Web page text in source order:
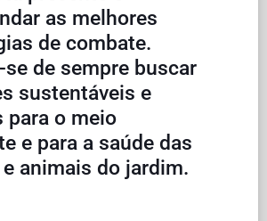
as melhores
de combate.
se de sempre buscar
sustentáveis e
para o meio
e para a saúde das
animais do jardim.